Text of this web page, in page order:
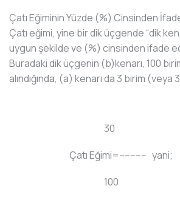
Çatı Eğiminin Yüzde (%) Cinsinden
Çatı eğimi, yine bir dik üçgende “dik
uygun şekilde ve (%) cinsinden ifade
Buradaki dik üçgenin (b)kenarı, 100
alındığında, (a) kenarı da 3 birim (veya
30
Çatı Eğimi=---------- yani;
100